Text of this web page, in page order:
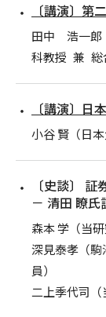
〔講演〕第
田中 浩一郎
科教授 兼 総
〔講演〕日
小谷 賢（日
〔史談〕
－ 清田 瞭氏
森本 学（当研
深見泰孝（
員）
二上季代司（